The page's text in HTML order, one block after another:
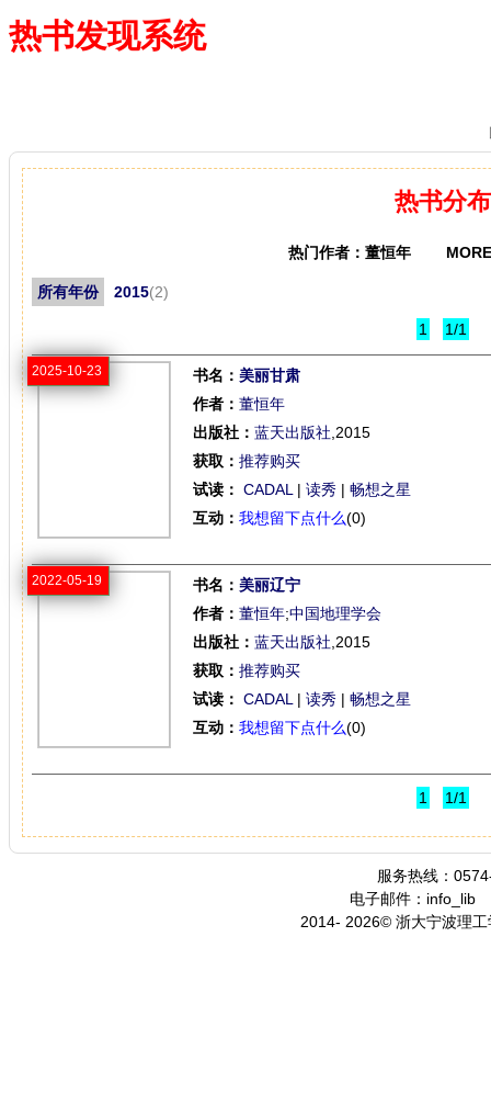
热书发现系统
热书分布
热门作者：董恒年
所有年份 2015(2)
1 1/1
2025-10-23 书名： 美丽甘肃
作者： 董恒年
出版社： 蓝天出版社 ,2015
获取： 推荐购买
试读： CADAL | 读秀 | 畅想之星
互动： 我想留下点什么(0)
2022-05-19 书名： 美丽辽宁
作者： 董恒年;中国地理学会
出版社： 蓝天出版社 ,2015
获取： 推荐购买
试读： CADAL | 读秀 | 畅想之星
互动： 我想留下点什么(0)
1 1/1
服务热线：
电子邮件：info_lib
2014- 2026© 浙大宁波理工